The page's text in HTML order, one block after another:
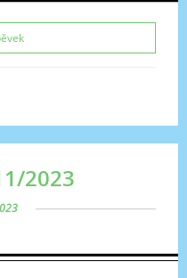
2023